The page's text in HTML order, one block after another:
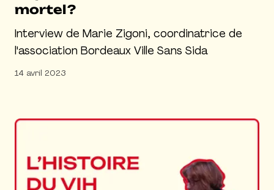
mortel ?
Interview de Marie Zigoni, coordinatrice de
l'association Bordeaux Ville Sans Sida
14 avril 2023